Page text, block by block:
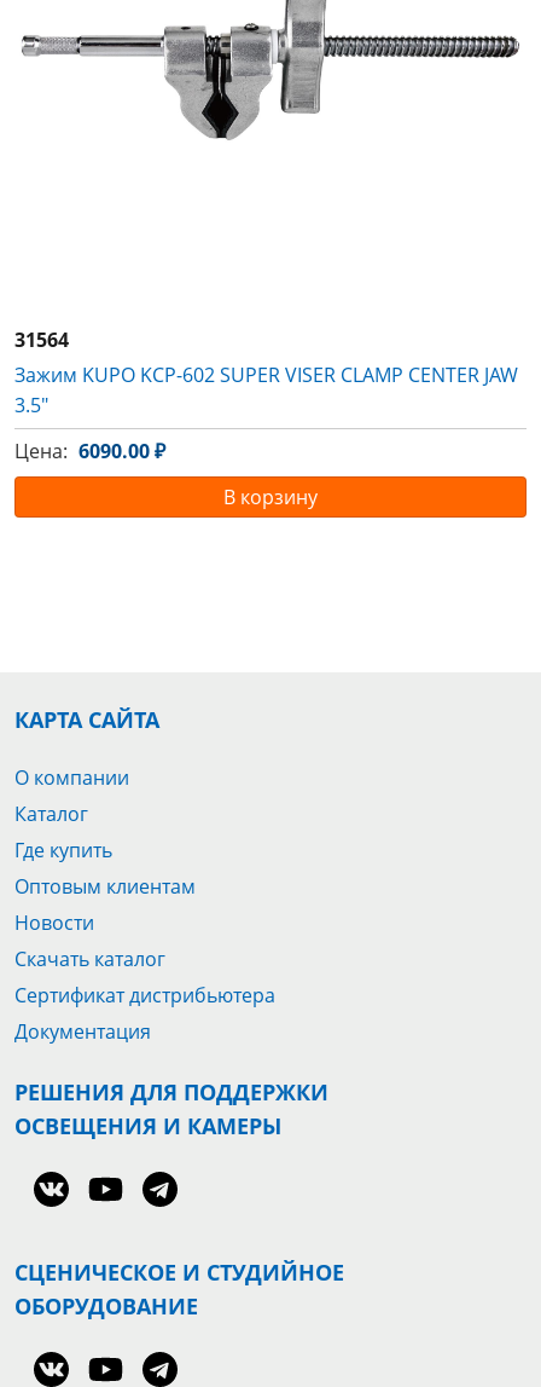
31564
Зажим KUPO KCP-602 SUPER VISER CLAMP CENTER JAW
3.5"
Цена: 6090.00 ₽
В корзину
КАРТА САЙТА
О компании
Каталог
Где купить
Оптовым клиентам
Новости
Скачать каталог
Сертификат дистрибьютера
Документация
РЕШЕНИЯ ДЛЯ ПОДДЕРЖКИ
ОСВЕЩЕНИЯ И КАМЕРЫ
СЦЕНИЧЕСКОЕ И СТУДИЙНОЕ
ОБОРУДОВАНИЕ